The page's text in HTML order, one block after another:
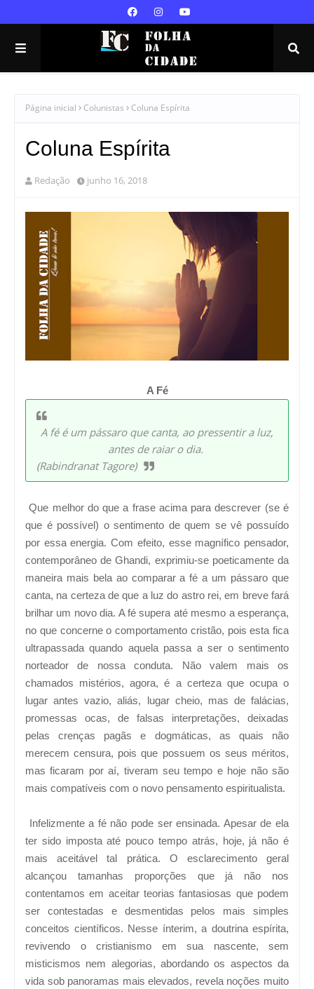
Página inicial Colunistas Coluna Espírita
Coluna Espírita
Redação junho 16, 2018
A Fé
A fé é um pássaro que canta, ao pressentir a luz,
antes de raiar o dia.
(Rabindranat Tagore)
Que melhor do que a frase acima para descrever (se é
que é possível) o sentimento de quem se vê possuído
por essa energia. Com efeito, esse magnífico pensador,
contemporâneo de Ghandi, exprimiu-se poeticamente da
maneira mais bela ao comparar a fé a um pássaro que
canta, na certeza de que a luz do astro rei, em breve fará
brilhar um novo dia. A fé supera até mesmo a esperança,
no que concerne o comportamento cristão, pois esta fica
ultrapassada quando aquela passa a ser o sentimento
norteador de nossa conduta. Não valem mais os
chamados mistérios, agora, é a certeza que ocupa o
lugar antes vazio, aliás, lugar cheio, mas de falácias,
promessas ocas, de falsas interpretações, deixadas
pelas crenças pagãs e dogmáticas, as quais não
merecem censura, pois que possuem os seus méritos,
mas ficaram por aí, tiveram seu tempo e hoje não são
mais compatíveis com o novo pensamento espiritualista.
Infelizmente a fé não pode ser ensinada. Apesar de ela
ter sido imposta até pouco tempo atrás, hoje, já não é
mais aceitável tal prática. O esclarecimento geral
alcançou tamanhas proporções que já não nos
contentamos em aceitar teorias fantasiosas que podem
ser contestadas e desmentidas pelos mais simples
conceitos científicos. Nesse ínterim, a doutrina espírita,
revivendo o cristianismo em sua nascente, sem
misticismos nem alegorias, abordando os aspectos da
vida sob panoramas mais elevados, revela noções muito